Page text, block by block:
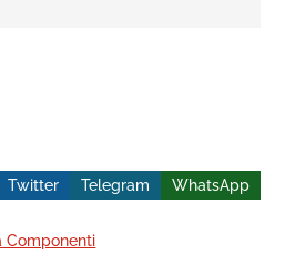
Twitter Telegram WhatsApp
Componenti